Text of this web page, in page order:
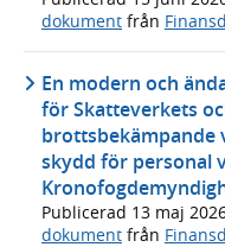
dokument från
En modern och
för Skatteverkets
brottsbekämpande
skydd för personal
Publicerad 13 maj
dokument från